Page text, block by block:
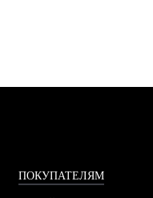
ПОКУПАТЕЛЯМ